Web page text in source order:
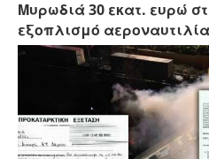
Μυρωδιά 30 εκατ. ευρώ
εξοπλισμό